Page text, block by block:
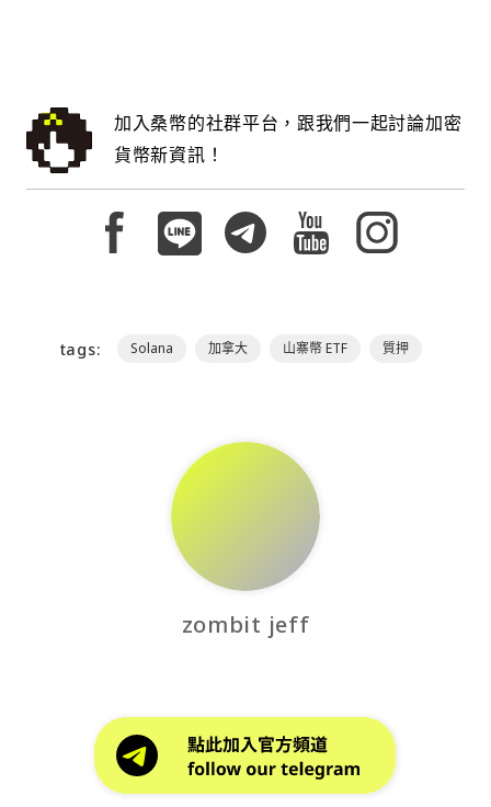
加入桑幣的社群平台，跟我們一起討論加密
貨幣新資訊！
tags: Solana 加拿大 山寨幣 ETF 質押
zombit jeff